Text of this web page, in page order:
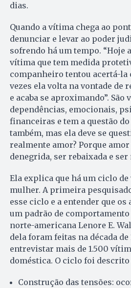
dias.
Quando a vítima chega ao
denunciar e levar ao poder
sofrendo há um tempo. “Hoje
vítima que tem medida
companheiro tentou acertá-la
vezes ela volta na vontade
e acaba se aproximando”. São
dependências, emocionais,
financeiras e tem a questão
também, mas ela deve se
realmente amor? Porque amor
denegrida, ser rebaixada e ser
Ela explica que há um ciclo
mulher. A primeira
esse ciclo e a entender que os
um padrão de
norte-americana Lenore E.
dela foram feitas na década de
entrevistar mais de 1.500
doméstica. O ciclo foi
Construção das tensões: